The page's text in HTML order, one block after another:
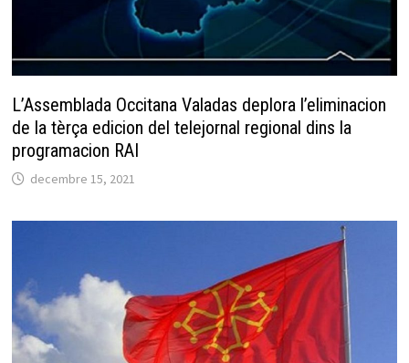
L’Assemblada Occitana Valadas deplora l’eliminacion
de la tèrça edicion del telejornal regional dins la
programacion RAI
decembre 15, 2021